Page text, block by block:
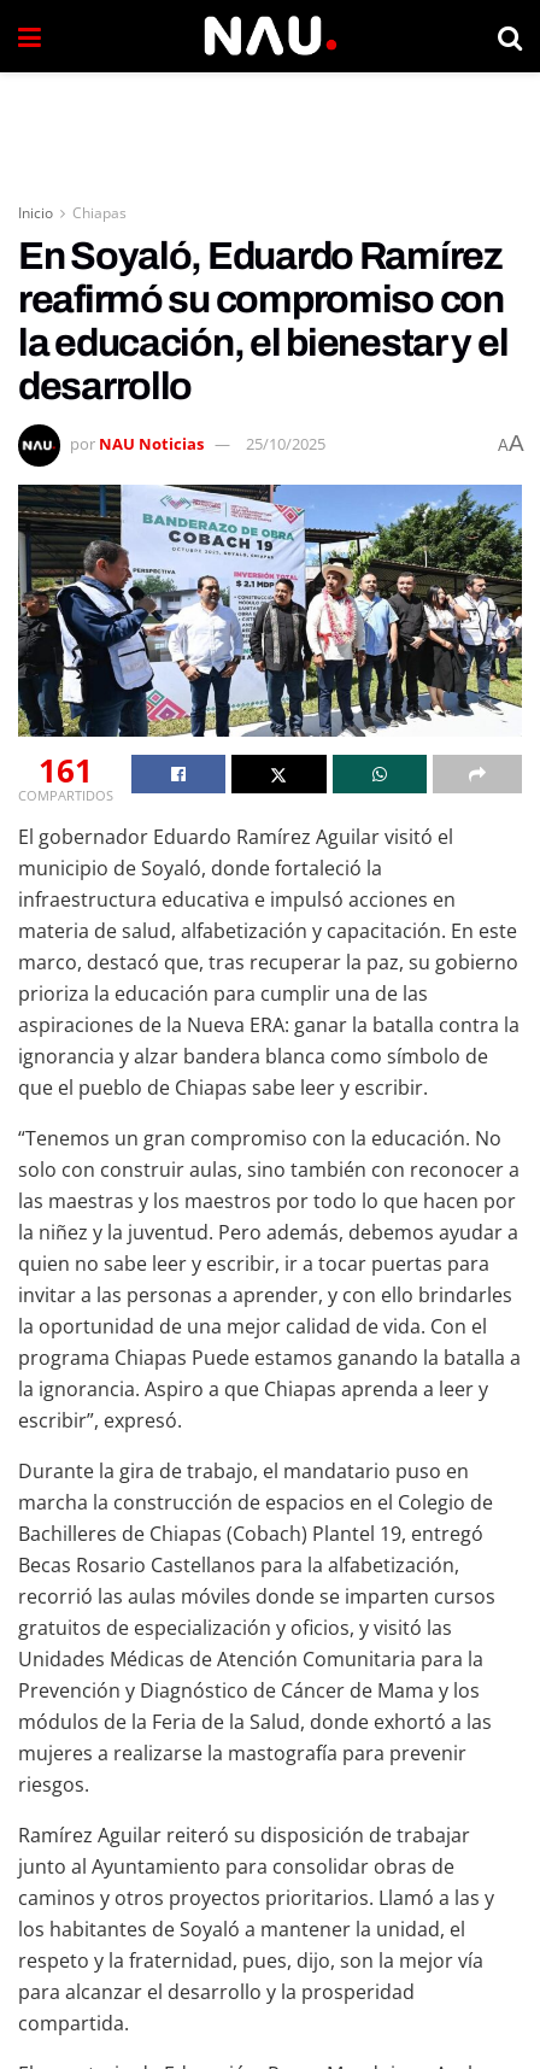
Inicio Chiapas
En Soyaló, Eduardo Ramírez
reafirmó su compromiso con
la educación, el bienestar y el
desarrollo
por NAU Noticias 25/10/2025 AA
161
COMPARTIDOS
El gobernador Eduardo Ramírez Aguilar visitó el
municipio de Soyaló, donde fortaleció la
infraestructura educativa e impulsó acciones en
materia de salud, alfabetización y capacitación. En este
marco, destacó que, tras recuperar la paz, su gobierno
prioriza la educación para cumplir una de las
aspiraciones de la Nueva ERA: ganar la batalla contra la
ignorancia y alzar bandera blanca como símbolo de
que el pueblo de Chiapas sabe leer y escribir.
“Tenemos un gran compromiso con la educación. No
solo con construir aulas, sino también con reconocer a
las maestras y los maestros por todo lo que hacen por
la niñez y la juventud. Pero además, debemos ayudar a
quien no sabe leer y escribir, ir a tocar puertas para
invitar a las personas a aprender, y con ello brindarles
la oportunidad de una mejor calidad de vida. Con el
programa Chiapas Puede estamos ganando la batalla a
la ignorancia. Aspiro a que Chiapas aprenda a leer y
escribir”, expresó.
Durante la gira de trabajo, el mandatario puso en
marcha la construcción de espacios en el Colegio de
Bachilleres de Chiapas (Cobach) Plantel 19, entregó
Becas Rosario Castellanos para la alfabetización,
recorrió las aulas móviles donde se imparten cursos
gratuitos de especialización y oficios, y visitó las
Unidades Médicas de Atención Comunitaria para la
Prevención y Diagnóstico de Cáncer de Mama y los
módulos de la Feria de la Salud, donde exhortó a las
mujeres a realizarse la mastografía para prevenir
riesgos.
Ramírez Aguilar reiteró su disposición de trabajar
junto al Ayuntamiento para consolidar obras de
caminos y otros proyectos prioritarios. Llamó a las y
los habitantes de Soyaló a mantener la unidad, el
respeto y la fraternidad, pues, dijo, son la mejor vía
para alcanzar el desarrollo y la prosperidad
compartida.